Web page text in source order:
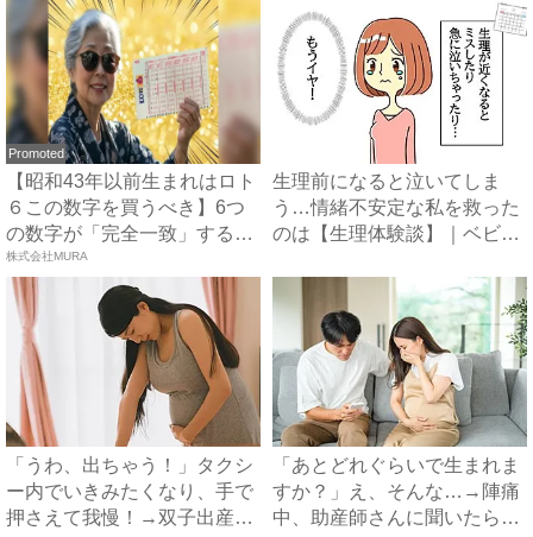
Promoted
【昭和43年以前生まれはロト
６この数字を買うべき】6つ
の数字が「完全一致」する
方...
株式会社MURA
生理前になると泣いてしま
う…情緒不安定な私を救った
のは【生理体験談】｜ベビー
「うわ、出ちゃう！」タクシ
ー内でいきみたくなり、手で
押さえて我慢！→双子出産で
「あとどれぐらいで生まれま
すか？」え、そんな…→陣痛
中、助産師さんに聞いたら衝